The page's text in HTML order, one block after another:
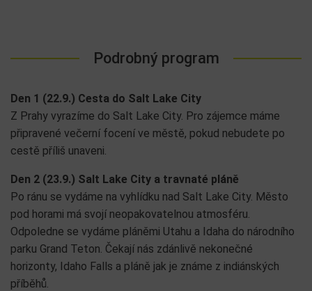
Podrobný program
Den 1 (22.9.) Cesta do Salt Lake City
Z Prahy vyrazíme do Salt Lake City. Pro zájemce máme
připravené večerní focení ve městě, pokud nebudete po
cestě příliš unaveni.
Den 2 (23.9.) Salt Lake City a travnaté pláně
Po ránu se vydáme na vyhlídku nad Salt Lake City. Město
pod horami má svojí neopakovatelnou atmosféru.
Odpoledne se vydáme pláněmi Utahu a Idaha do národního
parku Grand Teton. Čekají nás zdánlivě nekonečné
horizonty, Idaho Falls a pláně jak je známe z indiánských
příběhů.